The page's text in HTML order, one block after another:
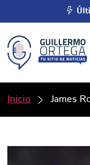
Inicio James